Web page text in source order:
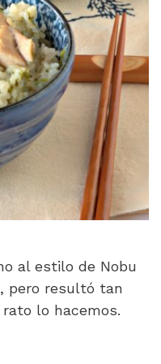
al estilo de Nobu
pero resultó tan
lo hacemos.